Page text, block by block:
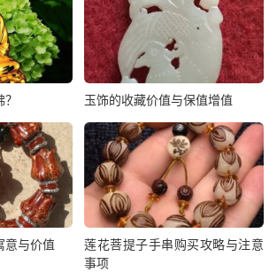
玉饰的收藏价值与保值增值
意与价值
莲花菩提子手串购买攻略与注意
事项